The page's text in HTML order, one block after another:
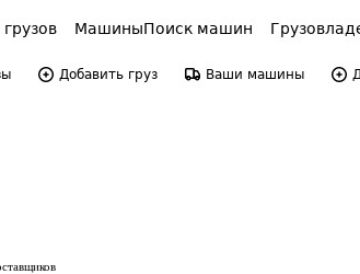
МашиныПоиск машин
Добавить груз Ваши машины